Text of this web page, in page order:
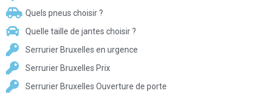
Quels pneus choisir ?
Quelle taille de jantes choisir ?
Serrurier Bruxelles en urgence
Serrurier Bruxelles Prix
Serrurier Bruxelles Ouverture de porte